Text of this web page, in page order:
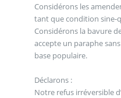
Considérons les
tant que condition sine-
Considérons la bavure
accepte un paraphe
base populaire.
Déclarons :
Notre refus irréversible